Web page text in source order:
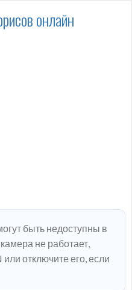
онлайн
быть недоступны в
не работает,
отключите его, если